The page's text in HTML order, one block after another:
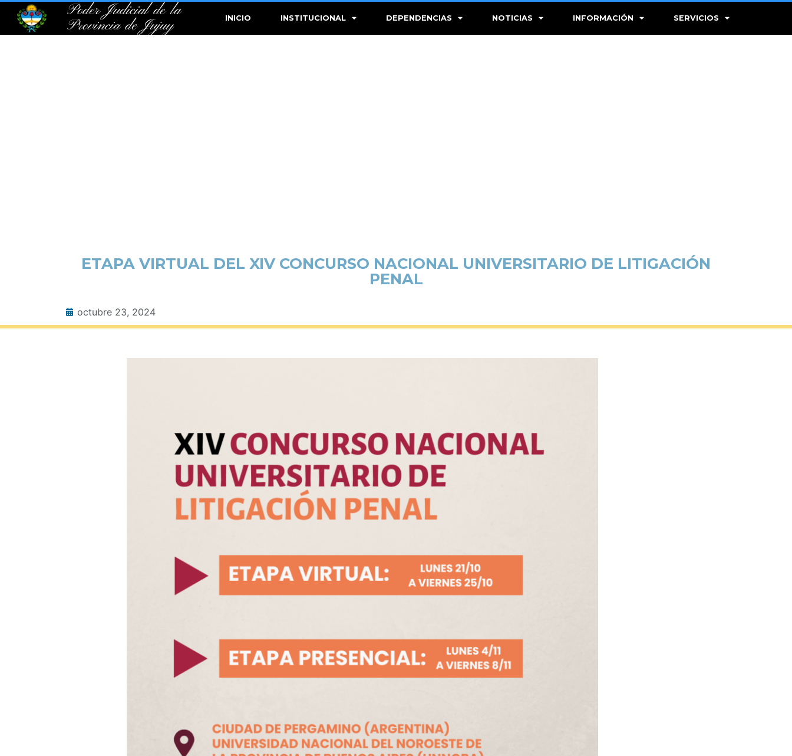
Poder Judicial de la
Provincia de Jujuy
INICIO INSTITUCIONAL DEPENDENCIAS NOTICIAS INFORMACIÓN SERVICIOS
ETAPA VIRTUAL DEL XIV CONCURSO NACIONAL UNIVERSITARIO DE LITIGACIÓN
PENAL
octubre 23, 2024